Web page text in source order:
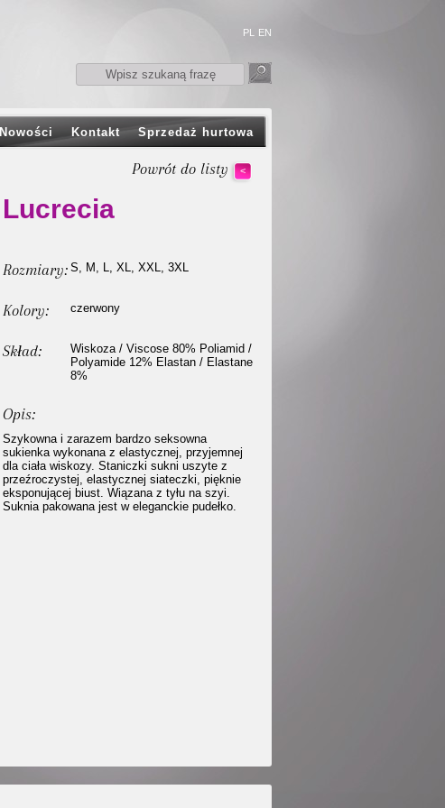
PL EN
Nowości Kontakt Sprzedaż hurtowa
Powrót do listy <
Lucrecia
Rozmiary: S, M, L, XL, XXL, 3XL
Kolory: czerwony
Skład:
Wiskoza / Viscose 80% Poliamid /
Polyamide 12% Elastan / Elastane
8%
Opis:
Szykowna i zarazem bardzo seksowna
sukienka wykonana z elastycznej, przyjemnej
dla ciała wiskozy. Staniczki sukni uszyte z
przeźroczystej, elastycznej siateczki, pięknie
eksponującej biust. Wiązana z tyłu na szyi.
Suknia pakowana jest w eleganckie pudełko.